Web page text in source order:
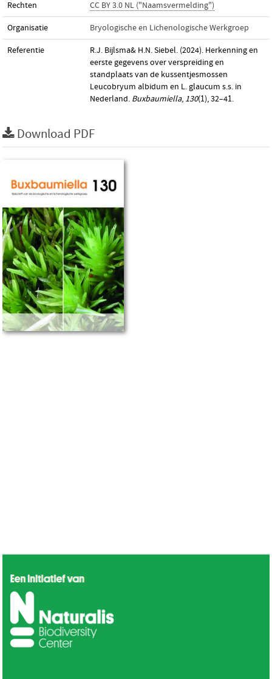
Rechten CC BY 3.0 NL ("Naamsvermelding")
Organisatie Bryologische en Lichenologische Werkgroep
Referentie
R.J. Bijlsma& H.N. Siebel. (2024). Herkenning en
eerste gegevens over verspreiding en
standplaats van de kussentjesmossen
Leucobryum albidum en L. glaucum s.s. in
Nederland. Buxbaumiella, 130(1), 32–41.
Download PDF